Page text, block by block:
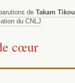
de Takam Tikou
du CNLJ
cœur